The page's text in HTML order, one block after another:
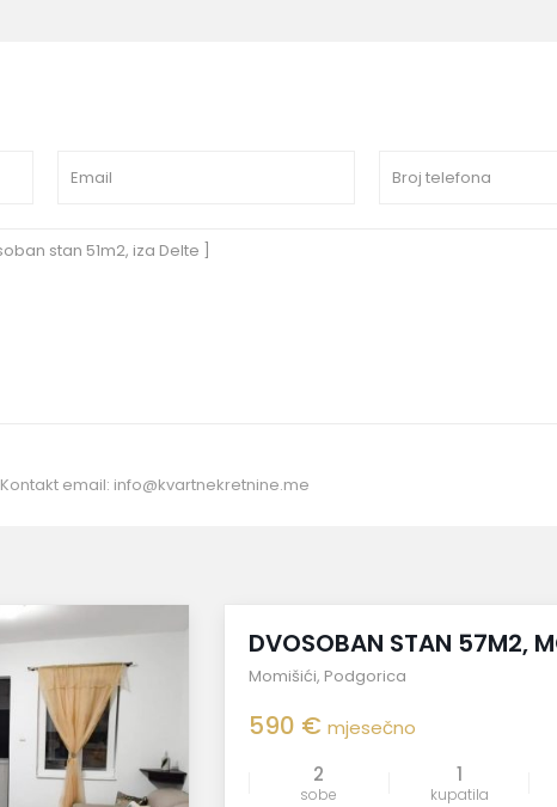
Kontakt email: info@kvartnekretnine.me
Izdavanje
DVOSOBAN STAN 57M2,
Momišići, Podgorica
590 € mjesečno
2
sobe
1
kupatila